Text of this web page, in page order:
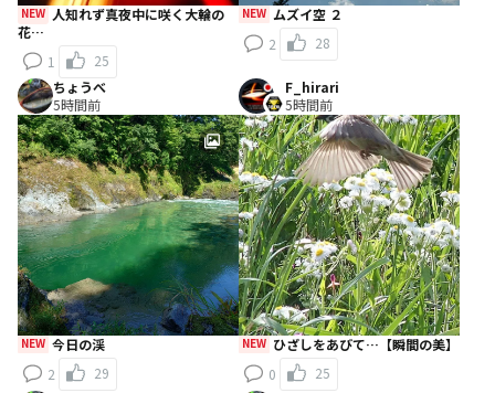
NEW
花…
1
25
NEW ムズイ空 ２
2
28
ちょうべ
5時間前
NEW 今日の渓
2
29
F_hirari
5時間前
NEW ひざしをあびて…【瞬間の美】
0
25